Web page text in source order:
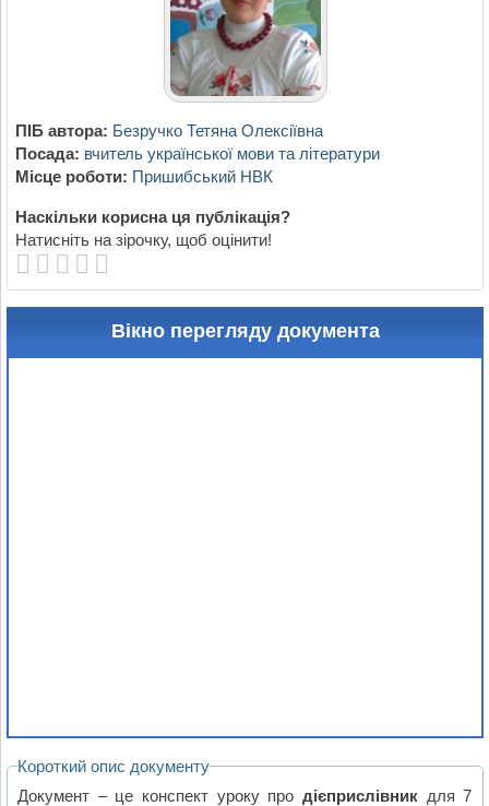
ПІБ автора: Безручко Тетяна Олексіївна
Посада: вчитель української мови та літератури
Місце роботи: Пришибський НВК
Наскільки корисна ця публікація?
Натисніть на зірочку, щоб оцінити!
Вікно перегляду документа
Короткий опис документу
Документ – це конспект уроку продієприслівник для 7